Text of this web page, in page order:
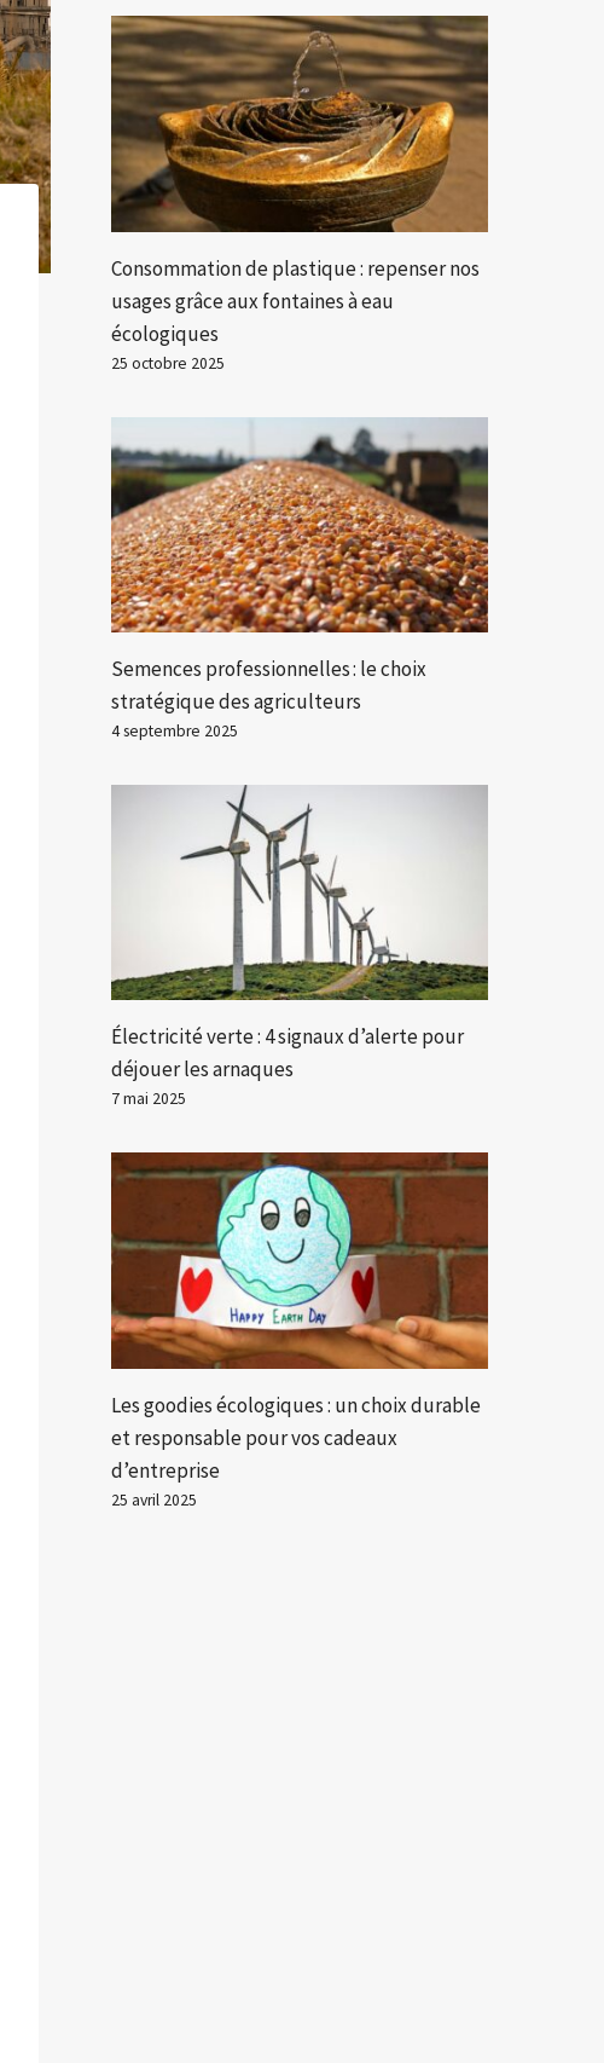
Consommation de plastique : repenser nos
usages grâce aux fontaines à eau
écologiques
25 octobre 2025
Semences professionnelles : le choix
stratégique des agriculteurs
4 septembre 2025
Électricité verte : 4 signaux d’alerte pour
déjouer les arnaques
7 mai 2025
Les goodies écologiques : un choix durable
et responsable pour vos cadeaux
d’entreprise
25 avril 2025